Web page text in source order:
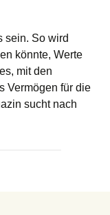
sein. So wird
könnte, Werte
mit den
Vermögen für die
sucht nach